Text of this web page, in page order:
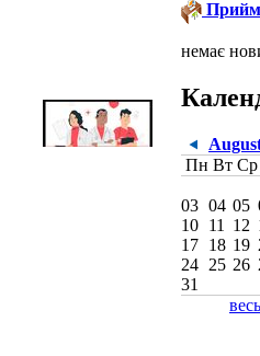
немає
Пн Вт Ср
03 04 05
10 11 12
17 18 19
24 25 26
31